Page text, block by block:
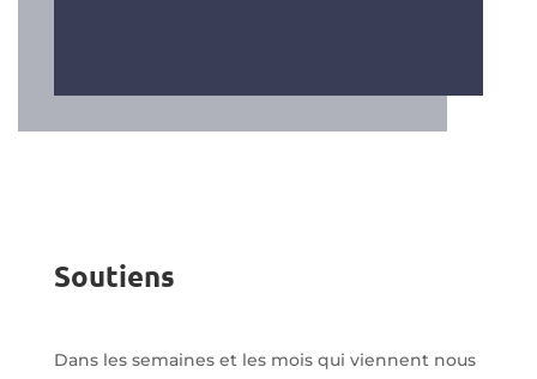
Soutiens
Dans les semaines et les mois qui viennent nous